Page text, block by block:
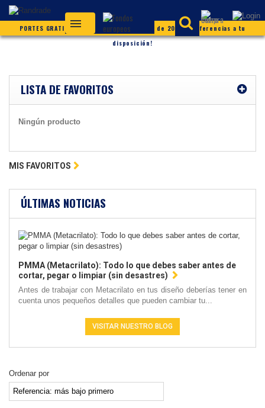
PORTES GRATIS (según condiciones) ¡Más de 20.000 referencias a tu
disposición!
LISTA DE FAVORITOS
Ningún producto
MIS FAVORITOS
ÚLTIMAS NOTICIAS
PMMA (Metacrilato): Todo lo que debes saber antes de
cortar, pegar o limpiar (sin desastres)
Antes de trabajar con Metacrilato en tus diseño deberías tener en
cuenta unos pequeños detalles que pueden cambiar tu...
VISITAR NUESTRO BLOG
Ordenar por